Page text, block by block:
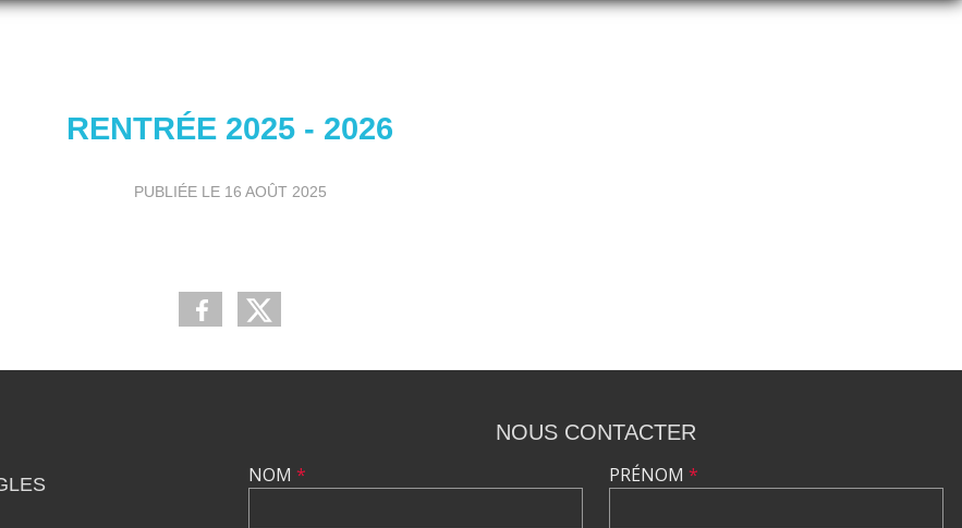
RENTRÉE 2025 - 2026
PUBLIÉE LE 16 AOÛT 2025
NOUS CONTACTER
NOM * PRÉNOM *